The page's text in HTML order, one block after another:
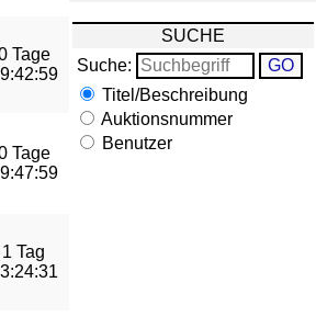
Tage
Tage
1 Tag
SUCHE
Suche:
Titel/Beschreibung
Auktionsnummer
Benutzer